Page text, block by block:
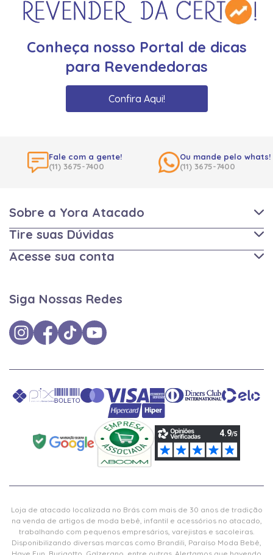
Conheça nosso Portal de dicas
para Revendedoras
Confira Aqui!
Fale com a gente!
(11) 3675-7400
Ou mande pelo whats!
(11) 3675-7400
Sobre a Yora Atacado
Tire suas Dúvidas
Acesse sua conta
Siga Nossas Redes
Loja de atacado localizada no Brás com mais de 30 anos de tradição
na venda de artigos de moda bebê, infantil e acessórios no atacado,
trabalhando com pequenos empresários, varejistas e sacoleiras.
Disponibilizando diversas marcas como Brandili, Paraíso Moda Bebê,